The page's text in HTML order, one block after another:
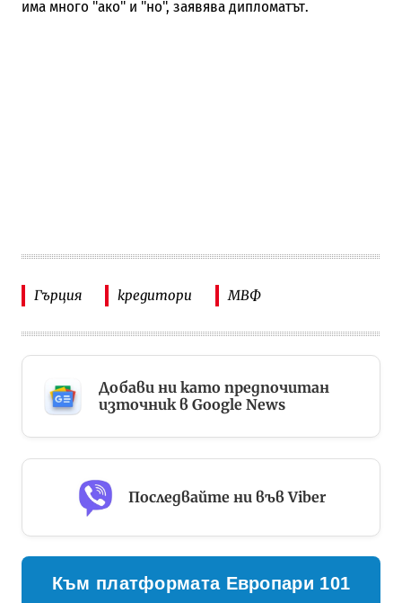
има много "ако" и "но", заявява дипломатът.
Гърция кредитори МВФ
Добави ни като предпочитан
източник в Google News
Последвайте ни във Viber
Към платформата Европари 101